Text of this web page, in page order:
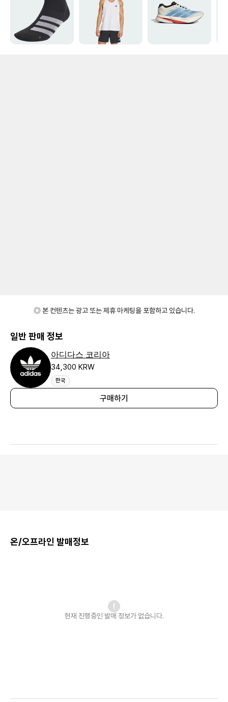
◎ 본 컨텐츠는 광고 또는 제휴 마케팅을 포함하고 있습니다.
일반 판매 정보
아디다스 코리아
34,300 KRW
한국
구매하기
온/오프라인 발매정보
현재 진행중인 발매 정보가 없습니다.